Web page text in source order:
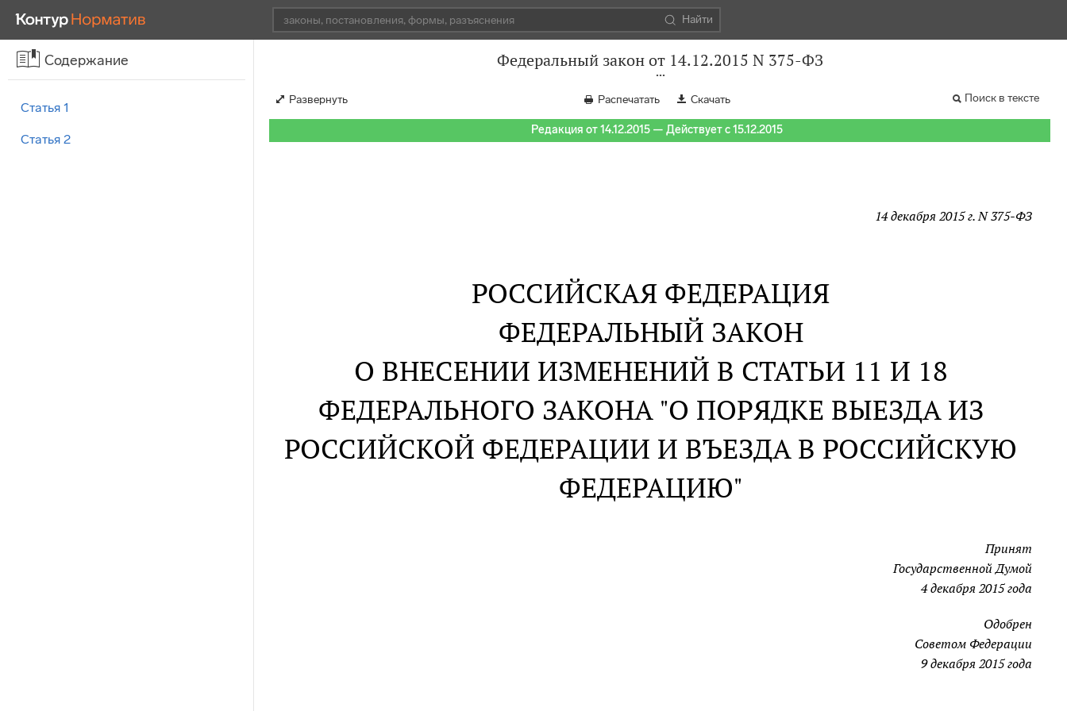
Найти
Содержание
Статья 1
Статья 2
Федеральный закон от 14.12.2015 N 375-ФЗ
Развернуть Распечатать Скачать Поиск в тексте
Редакция от 14.12.2015 — Действует с 15.12.2015
14 декабря 2015 г. N 375-ФЗ
РОССИЙСКАЯ ФЕДЕРАЦИЯ
ФЕДЕРАЛЬНЫЙ ЗАКОН
О ВНЕСЕНИИ ИЗМЕНЕНИЙ В СТАТЬИ 11 И 18
ФЕДЕРАЛЬНОГО ЗАКОНА "О ПОРЯДКЕ ВЫЕЗДА ИЗ
РОССИЙСКОЙ ФЕДЕРАЦИИ И ВЪЕЗДА В РОССИЙСКУЮ
ФЕДЕРАЦИЮ"
Принят
Государственной Думой
4 декабря 2015 года
Одобрен
Советом Федерации
9 декабря 2015 года